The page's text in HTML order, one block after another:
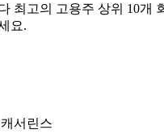
최고의 고용주 상위 10개
요.
서린스